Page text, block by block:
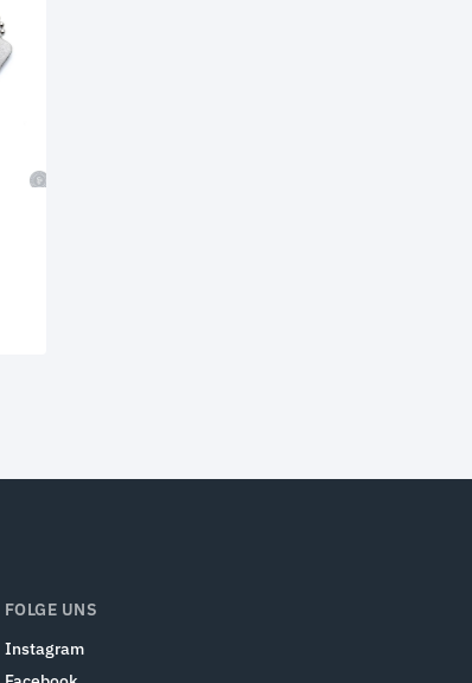
FOLGE UNS
Instagram